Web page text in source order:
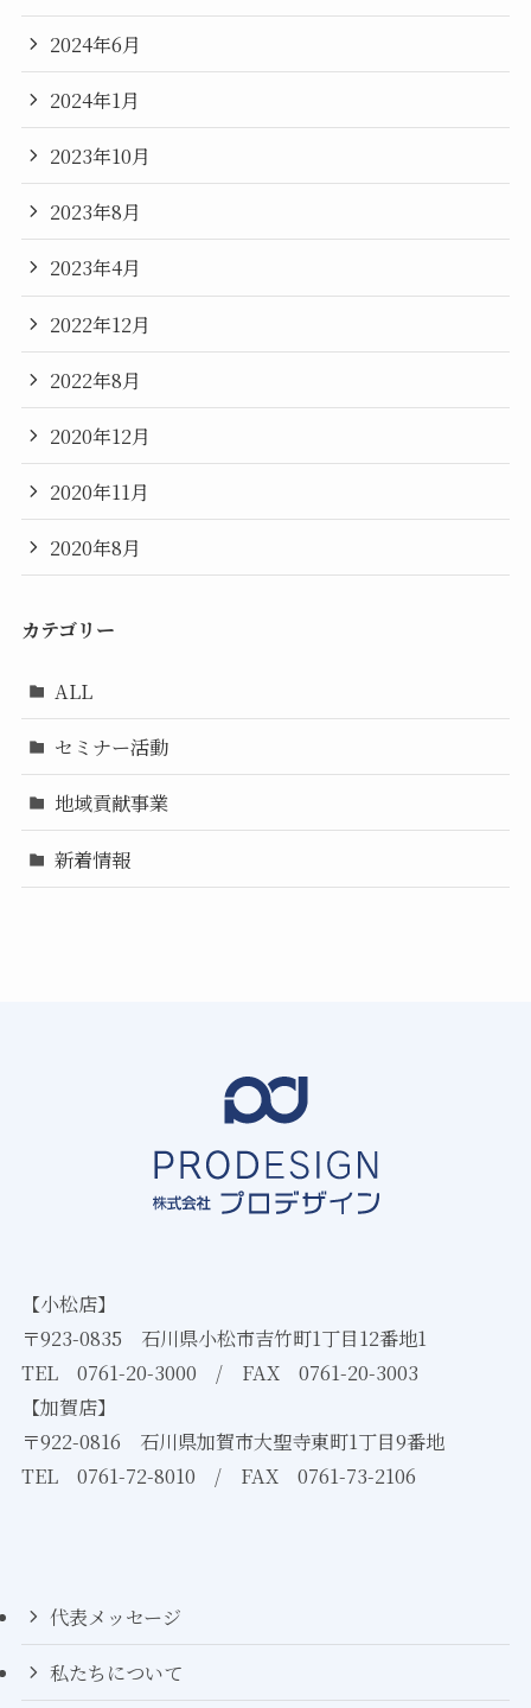
2024年6月
2024年1月
2023年10月
2023年8月
2023年4月
2022年12月
2022年8月
2020年12月
2020年11月
2020年8月
カテゴリー
ALL
セミナー活動
地域貢献事業
新着情報
【小松店】
〒923-0835 石川県小松市吉竹町1丁目12番地1
TEL 0761-20-3000 / FAX 0761-20-3003
【加賀店】
〒922-0816 石川県加賀市大聖寺東町1丁目9番地
TEL 0761-72-8010 / FAX 0761-73-2106
代表メッセージ
私たちについて